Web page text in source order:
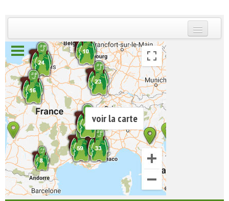
INSCRIVEZ-VOUS | ABONNEZ-VOUS
voir la carte